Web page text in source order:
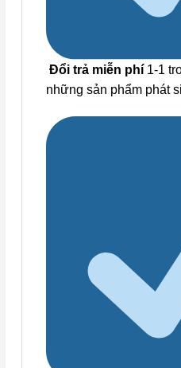
Đổi trả miễn phí1-1
những sản phẩm phát